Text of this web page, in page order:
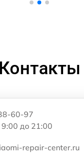
Контакты
60-97
до 21:00
repair-center.ru